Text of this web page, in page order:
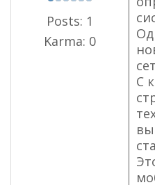
Posts: 1
Karma: 0
С